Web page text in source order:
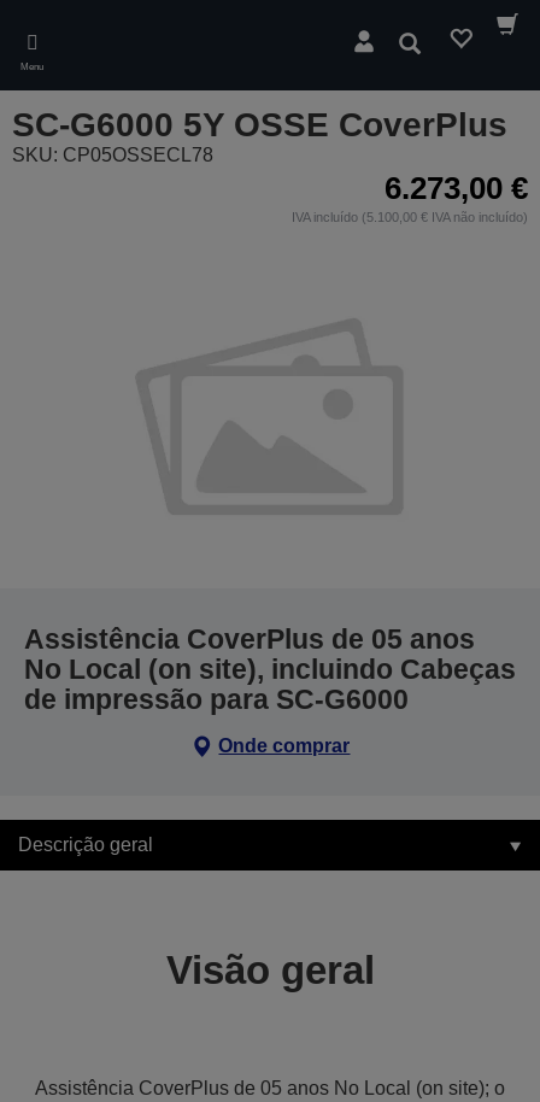
main
content
Menu
Pesquisar
SC-G6000 5Y OSSE CoverPlus
SKU: CP05OSSECL78
6.273,00 €
IVA incluído (5.100,00 € IVA não incluído)
Assistência CoverPlus de 05 anos
No Local (on site), incluindo Cabeças
de impressão para SC-G6000
Onde comprar
Descrição geral
Visão geral
Assistência CoverPlus de 05 anos No Local (on site); o